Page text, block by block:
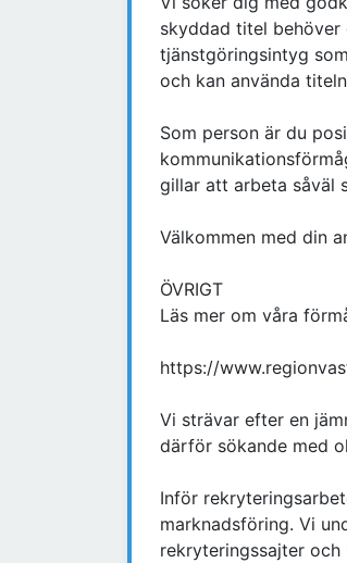
skyddad titel
tjänstgöringsintyg
och kan använda
Som person är du
gillar att arbeta såväl
Välkommen med din
ÖVRIGT
Läs mer om våra
https://
Vi strävar efter en
därför sökande med
Inför
marknadsföring. Vi
rekryteringssajter och